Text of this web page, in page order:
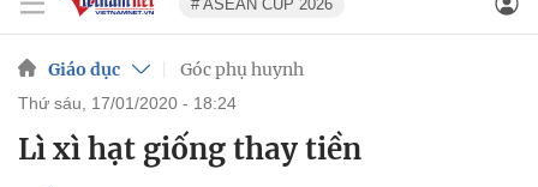
# ASEAN CUP 2026
Giáo dục Góc phụ huynh
thứ sáu, 17/01/2020 - 18:24
Lì xì hạt giống thay tiền